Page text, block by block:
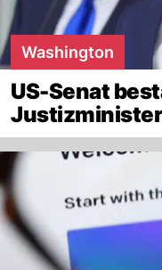
Washington
US-Senat
Justizminister